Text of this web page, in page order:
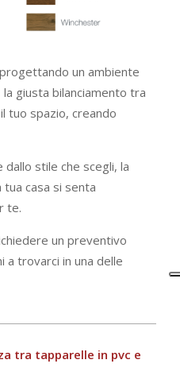
un ambiente
giusta bilanciamento tra
tuo spazio, creando
stile che scegli, la
casa si senta
te.
un preventivo
a trovarci in una delle
tra tapparelle in pvc e